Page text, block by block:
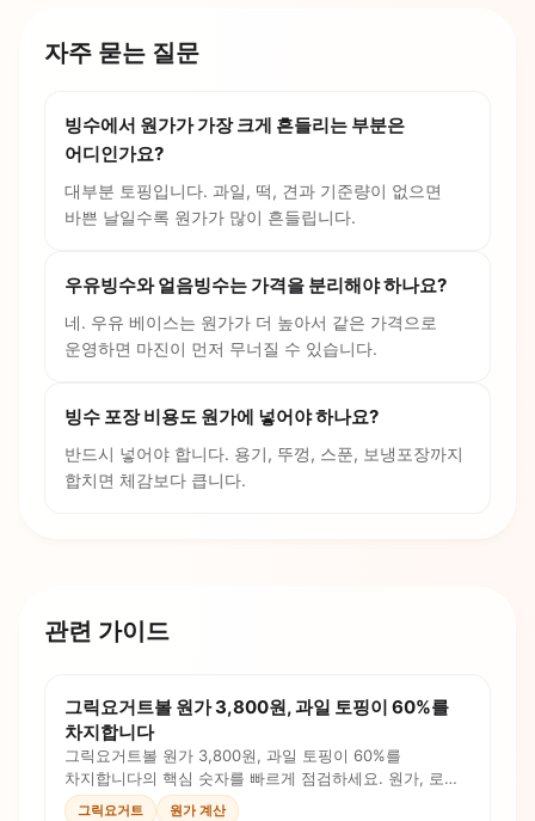
자주 묻는 질문
빙수에서 원가가 가장 크게 흔들리는 부분은
어디인가요?
대부분 토핑입니다. 과일, 떡, 견과 기준량이 없으면
바쁜 날일수록 원가가 많이 흔들립니다.
우유빙수와 얼음빙수는 가격을 분리해야 하나요?
네. 우유 베이스는 원가가 더 높아서 같은 가격으로
운영하면 마진이 먼저 무너질 수 있습니다.
빙수 포장 비용도 원가에 넣어야 하나요?
반드시 넣어야 합니다. 용기, 뚜껑, 스푼, 보냉포장까지
합치면 체감보다 큽니다.
관련 가이드
그릭요거트볼 원가 3,800원, 과일 토핑이 60%를
차지합니다
그릭요거트볼 원가 3,800원, 과일 토핑이 60%를
차지합니다의 핵심 숫자를 빠르게 점검하세요. 원가, 로스,
인건비, 판매가를 계산식과 체크리스트로 확인합니다.
그릭요거트 원가 계산